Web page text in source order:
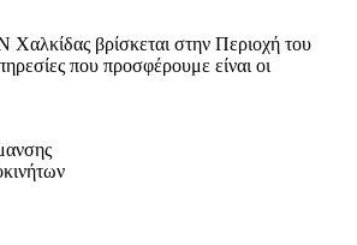
Χαλκίδας βρίσκεται στην Περιοχή του
που προσφέρουμε είναι οι